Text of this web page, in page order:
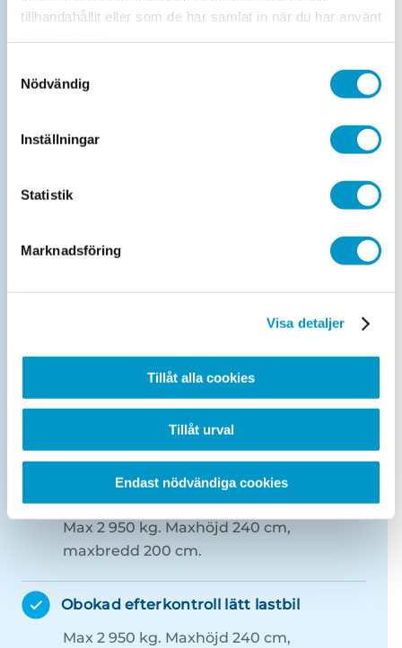
tillhandahållit eller som de har samlat in när du har använt
Nödvändig
Inställningar
Statistik
Marknadsföring
Visa detaljer
Tillåt alla cookies
Tillåt urval
Endast nödvändiga cookies
Max 2 950 kg. Maxhöjd 240 cm,
Läs mer om vårt Köp- & Säljtest
Släp måste vara olastade vid
Kontrollbesiktning MC
Max 2 950 kg. Maxhöjd 240 cm,
maxbredd 200 cm.
Obokad efterkontroll lätt lastbil
Max 2 950 kg. Maxhöjd 240 cm,